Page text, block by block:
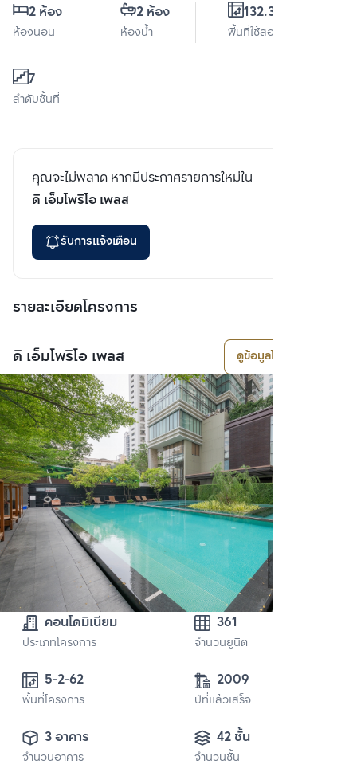
2 ห้อง
ห้องนอน
2 ห้อง
ห้องน้ำ
132.36 ตร.ม.
พื้นที่ใช้สอย
7
ลำดับชั้นที่
คุณจะไม่พลาด หากมีประกาศรายการใหม่ใน
ดิ เอ็มโพริโอ เพลส
รับการแจ้งเตือน
รายละเอียดโครงการ
ดิ เอ็มโพริโอ เพลส ดูข้อมูลโครงการ
คอนโดมิเนียม
ประเภทโครงการ
361
จำนวนยูนิต
5-2-62
พื้นที่โครงการ
2009
ปีที่แล้วเสร็จ
3 อาคาร
จำนวนอาคาร
42 ชั้น
จำนวนชั้น